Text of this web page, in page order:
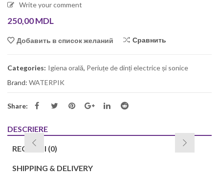
Write your comment
250,00MDL
Добавить в список желаний Сравнить
Categories: Igiena orală, Periuțe de dinți electrice și sonice
Brand: WATERPIK
Share:
DESCRIERE
RECENZII (0)
SHIPPING & DELIVERY